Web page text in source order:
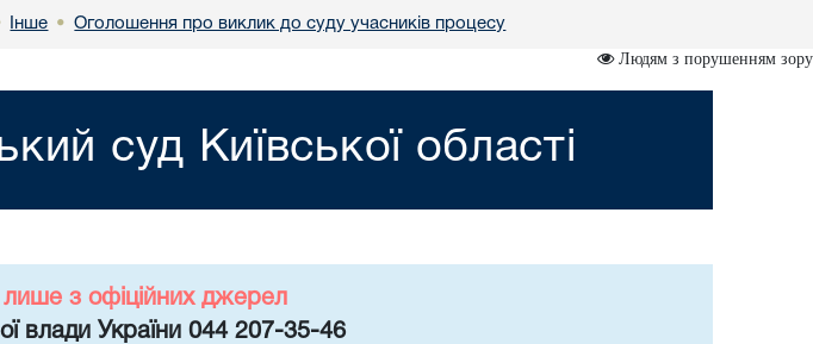
Інше • Оголошення про виклик до суду учасників процесу
Людям з порушенням зору
суд Київської області
з офіційних джерел
влади України 044 207-35-46